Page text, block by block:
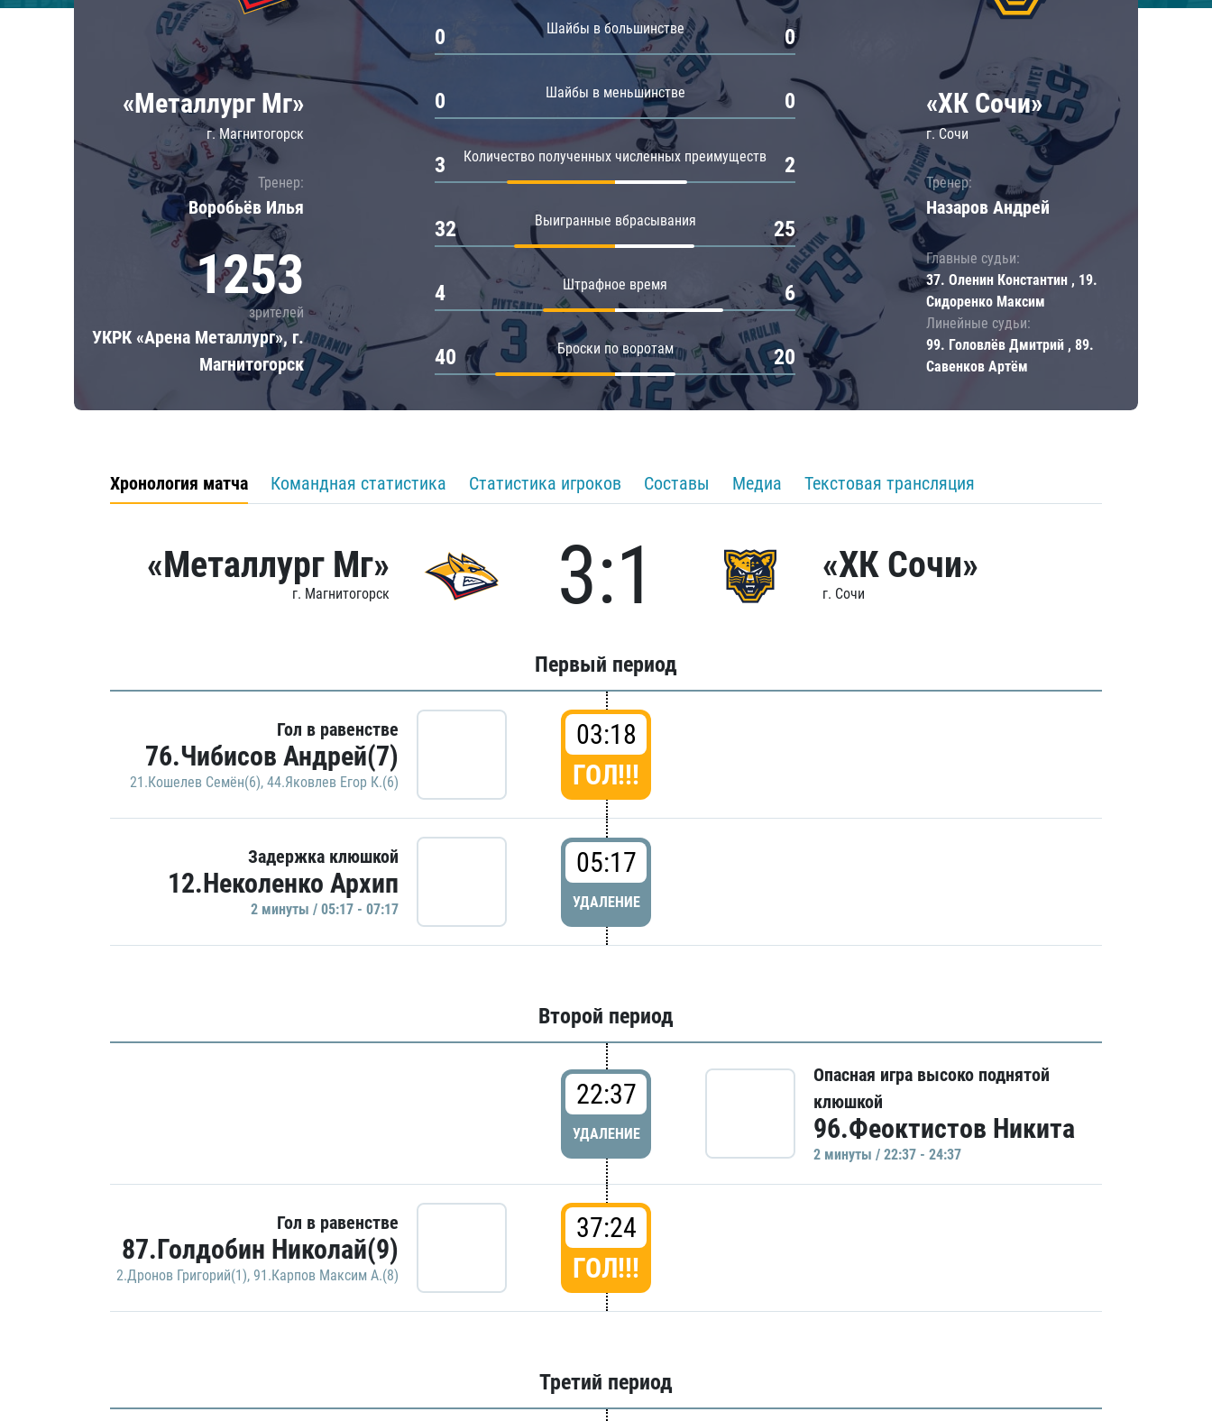
Локомотив
ЦСКА
Шанхайские Драконы
«Металлург Мг»
г. Магнитогорск
Тренер:
Воробьёв Илья
1253
зрителей
УКРК «Арена Металлург», г.
Магнитогорск
Шайбы в большинстве
0 0
Шайбы в меньшинстве
0 0
Количество полученных численных преимуществ
3 2
Выигранные вбрасывания
32 25
Штрафное время
4 6
Броски по воротам
40 20
«ХК Сочи»
г. Сочи
Тренер:
Назаров Андрей
Главные судьи:
37. Оленин Константин , 19.
Сидоренко Максим
Линейные судьи:
99. Головлёв Дмитрий , 89.
Савенков Артём
Хронология матча Командная статистика Статистика игроков Составы Медиа Текстовая трансляция
«Металлург Мг»
г. Магнитогорск 3:1 «ХК Сочи»
г. Сочи
Первый период
Гол в равенстве
76.Чибисов Андрей(7)
21.Кошелев Семён(6), 44.Яковлев Егор К.(6)
03:18
ГОЛ!!!
Задержка клюшкой
12.Неколенко Архип
2 минуты / 05:17 - 07:17
05:17
УДАЛЕНИЕ
Второй период
22:37
УДАЛЕНИЕ
Опасная игра высоко поднятой
клюшкой
96.Феоктистов Никита
2 минуты / 22:37 - 24:37
Гол в равенстве
87.Голдобин Николай(9)
2.Дронов Григорий(1), 91.Карпов Максим А.(8)
37:24
ГОЛ!!!
Третий период